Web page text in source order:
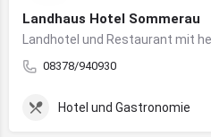
Landhaus Hotel Sommerau
Landhotel und Restaurant mit
08378/940930
Hotel und Gastronomie